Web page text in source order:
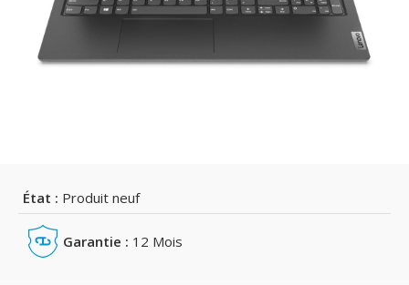
État : Produit neuf
Garantie : 12 Mois